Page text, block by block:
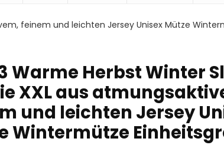
feinem und leichten Jersey Unisex Mütze
Warme Herbst Winter
XXL aus
und leichten Jersey
Wintermütze